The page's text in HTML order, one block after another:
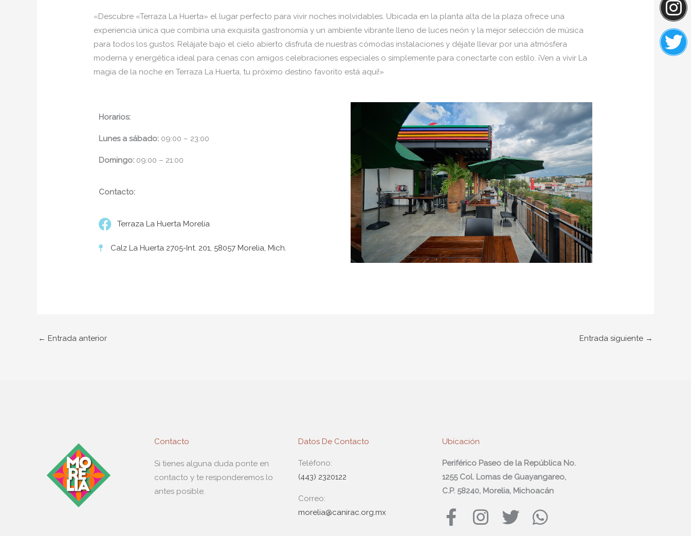
«Descubre «Terraza La Huerta» el lugar perfecto para vivir noches inolvidables. Ubicada en la planta alta de la plaza ofrece una
experiencia única que combina una exquisita gastronomía y un ambiente vibrante lleno de luces neón y la mejor selección de música
para todos los gustos. Relájate bajo el cielo abierto disfruta de nuestras cómodas instalaciones y déjate llevar por una atmósfera
moderna y energética ideal para cenas con amigos celebraciones especiales o simplemente para conectarte con estilo. ¡Ven a vivir La
magia de la noche en Terraza La Huerta, tu próximo destino favorito está aquí!»
Horarios:
Lunes a sábado: 09:00 – 23:00
Domingo: 09:00 – 21:00
Contacto:
Terraza La Huerta Morelia
Calz La Huerta 2705-Int. 201, 58057 Morelia, Mich.
← Entrada anterior Entrada siguiente →
Contacto
Si tienes alguna duda ponte en
contacto y te responderemos lo
antes posible.
Datos De Contacto
Teléfono:
(443) 2320122
Correo:
morelia@canirac.org.mx
Ubicación
Periférico Paseo de la República No.
1255 Col. Lomas de Guayangareo,
C.P. 58240, Morelia, Michoacán
F
I
T
W